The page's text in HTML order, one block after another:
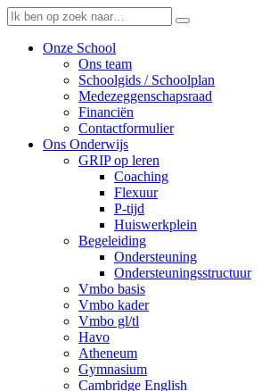
Onze School
Ons team
Schoolgids / Schoolplan
Medezeggenschapsraad
Financiën
Contactformulier
Ons Onderwijs
GRIP op leren
Coaching
Flexuur
P-tijd
Huiswerkplein
Begeleiding
Ondersteuning
Ondersteuningsstructuur
Vmbo basis
Vmbo kader
Vmbo gl/tl
Havo
Atheneum
Gymnasium
Cambridge English